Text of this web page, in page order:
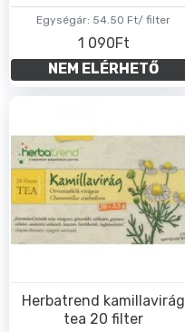
Egységár: 54.50 Ft/ filter
1 090Ft
NEM ELÉRHETŐ
Herbatrend kamillavirág
tea 20 filter